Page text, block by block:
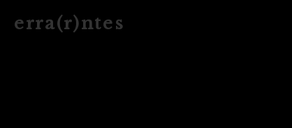
e r r a ( r ) n t e s